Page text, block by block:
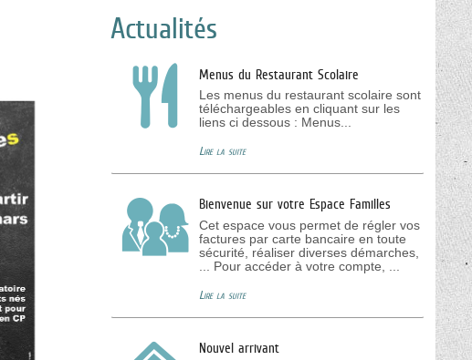
Actualités
Menus du Restaurant Scolaire
Les menus du restaurant scolaire sont
téléchargeables en cliquant sur les
liens ci dessous : Menus...
Lire la suite
Bienvenue sur votre Espace Familles
Cet espace vous permet de régler vos
factures par carte bancaire en toute
sécurité, réaliser diverses démarches,
... Pour accéder à votre compte, ...
Lire la suite
Nouvel arrivant